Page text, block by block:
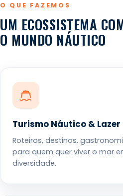
O QUE FAZEMOS
UM ECOSSISTEMA
O MUNDO NÁUTICO
Turismo Náutico & Lazer
Roteiros, destinos,
para quem quer viver o mar
diversidade.